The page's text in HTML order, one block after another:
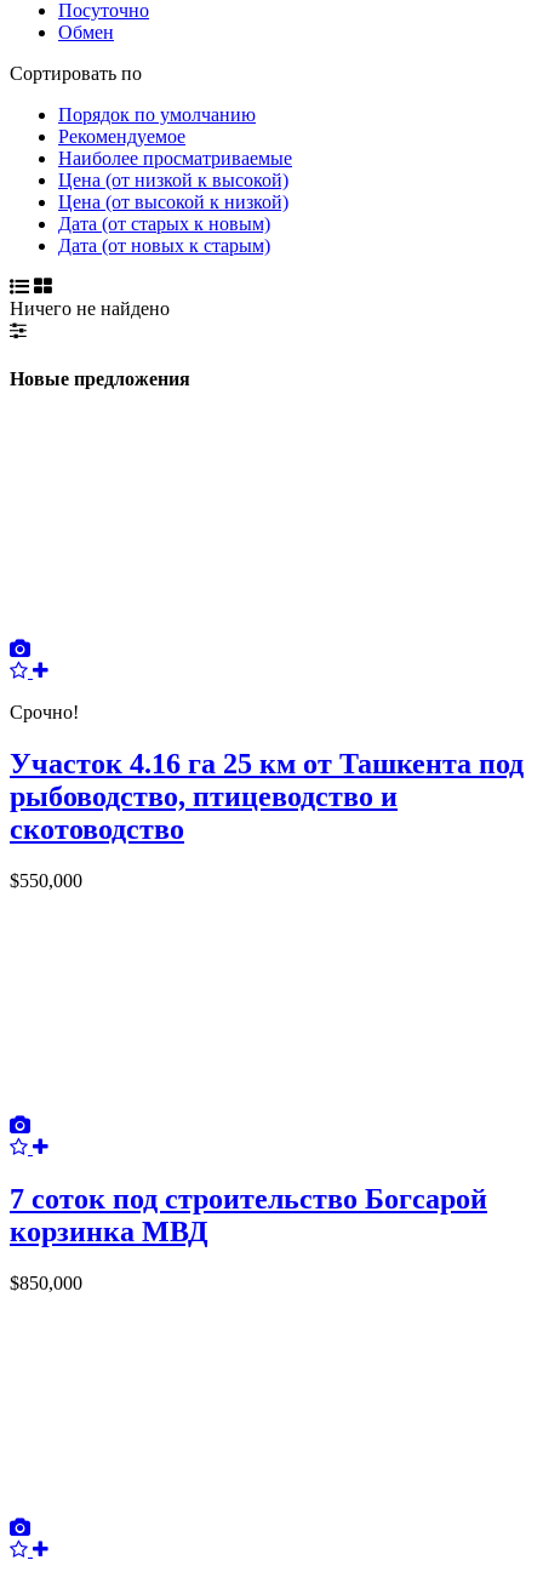
Посуточно
Обмен
Сортировать по
Порядок по умолчанию
Рекомендуемое
Наиболее просматриваемые
Цена (от низкой к высокой)
Цена (от высокой к низкой)
Дата (от старых к новым)
Дата (от новых к старым)
Ничего не найдено
Новые предложения
Срочно!
Участок 4.16 га 25 км от Ташкента под
рыбоводство, птицеводство и
скотоводство
$550,000
7 соток под строительство Богсарой
корзинка МВД
$850,000